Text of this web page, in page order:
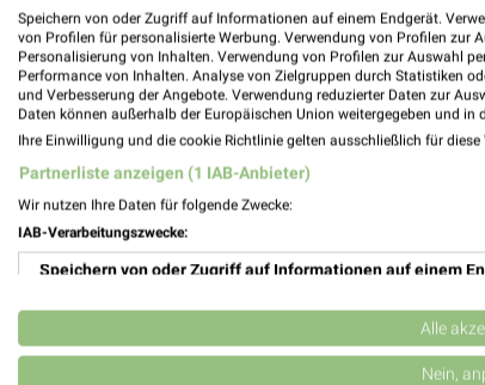
Tedi Cottbus
Thierbacher Str. 12
03048 Cottbus
108,13 km
Tedi Cottbus
Speichern von oder Zugriff auf Informationen auf einem Endgerät.
von Profilen für personalisierte Werbung. Verwendung von Profilen zur
Personalisierung von Inhalten. Verwendung von Profilen zur Auswahl
Performance von Inhalten. Analyse von Zielgruppen durch Statistiken
und Verbesserung der Angebote. Verwendung reduzierter Daten zur
Daten können außerhalb der Europäischen Union weitergegeben und in
Ihre Einwilligung und die cookie Richtlinie gelten ausschließlich für diese
Partnerliste anzeigen (1 IAB-Anbieter)
Wir nutzen Ihre Daten für folgende Zwecke:
IAB-Verarbeitungszwecke:
Speichern von oder Zugriff auf Informationen auf einem
Verwendung reduzierter Daten zur Auswahl von
Erstellung von Profilen für personalisierte Werbung
Alle
Nein,